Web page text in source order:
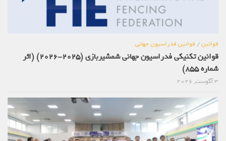
قوانین/قوانین فدراسیون جهانی
قوانین تکنیکی فدراسیون جهانی شمشیربازی (2025-2026) (اثر
شماره 855)